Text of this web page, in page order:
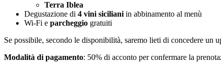
Terra Iblea
Degustazione di 4 vini siciliani in abbinamento al menù
Wi-Fi e parcheggio gratuiti
Se possibile, secondo le disponibilità, saremo lieti di concedere un
Modalità di pagamento: 50% di acconto per confermare la